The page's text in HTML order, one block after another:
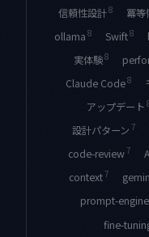
信頼性設計8 冪等
ollama 8 Swift8
実体験8
Claude Code8
アップデート
設計パターン 7
code-review7
context7
prompt-
fine-